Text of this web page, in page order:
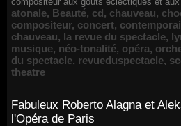
atonale, Beauté, cd, chauveau,
compositeur, concert,
chauveau, la revue du spectacle,
musique, néo-tonalité, opéra,
du spectacle, revueduspectacle,
theatre
Fabuleux Roberto Alagna et
l'Opéra de Paris